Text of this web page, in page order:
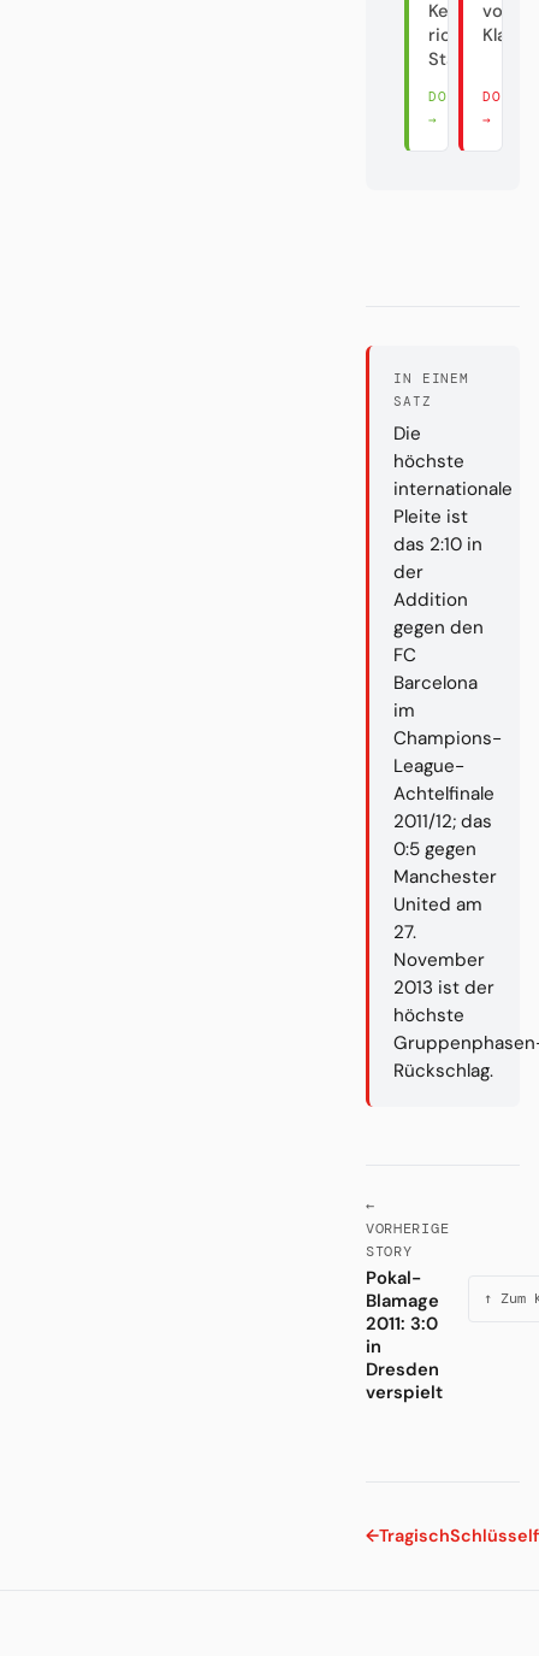
Keine
richtige
Stadt?!
DORT LESEN
→
vom
DORT
→
IN EINEM
SATZ
Die
höchste
internationale
Pleite ist
das 2:10 in
der
Addition
gegen den
FC
Barcelona
im
Champions-
League-
Achtelfinale
2011/12; das
0:5 gegen
Manchester
United am
27.
November
2013 ist der
höchste
Rückschlag.
←
VORHERIGE
STORY
Pokal-
Blamage
2011: 3:0
in
Dresden
verspielt
↑
←Tragisch